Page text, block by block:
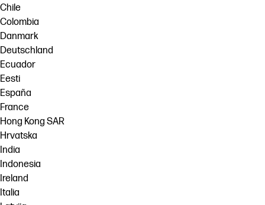
Chile
Colombia
Danmark
Deutschland
Ecuador
Eesti
España
France
Hong Kong SAR
Hrvatska
India
Indonesia
Ireland
Italia